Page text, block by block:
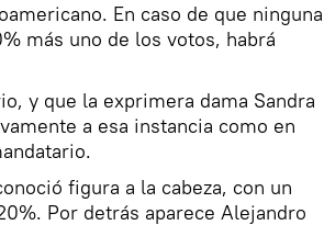
En caso de que ninguna
más uno de los votos, habrá
y que la exprimera dama Sandra
a esa instancia como en
figura a la cabeza, con un
Por detrás aparece Alejandro